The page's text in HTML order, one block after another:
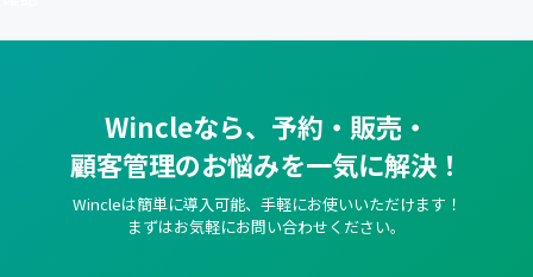
Wincleなら、予約・販売・
顧客管理のお悩みを一気に解決！
Wincleは簡単に導入可能、手軽にお使いいただけます！
まずはお気軽にお問い合わせください。